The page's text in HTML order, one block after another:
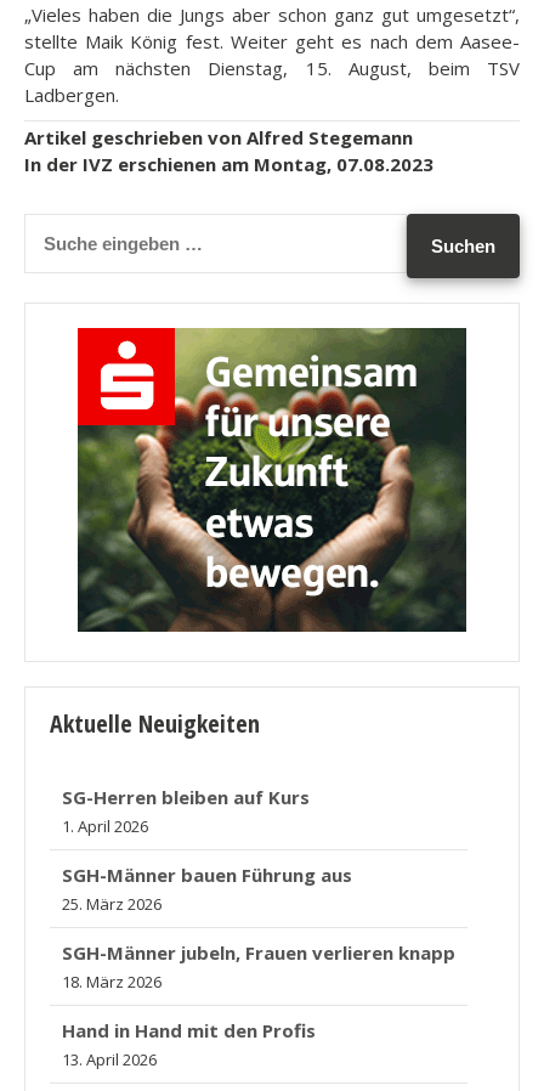
„Vieles haben die Jungs aber schon ganz gut umgesetzt“,
stellte Maik König fest. Weiter geht es nach dem Aasee-
Cup am nächsten Dienstag, 15. August, beim TSV
Ladbergen.
Artikel geschrieben von Alfred Stegemann
In der IVZ erschienen am Montag, 07.08.2023
Aktuelle Neuigkeiten
SG-Herren bleiben auf Kurs
1. April 2026
SGH-Männer bauen Führung aus
25. März 2026
SGH-Männer jubeln, Frauen verlieren knapp
18. März 2026
Hand in Hand mit den Profis
13. April 2026